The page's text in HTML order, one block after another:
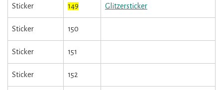
Sticker 149 Glitzersticker
Sticker 150
Sticker 151
Sticker 152